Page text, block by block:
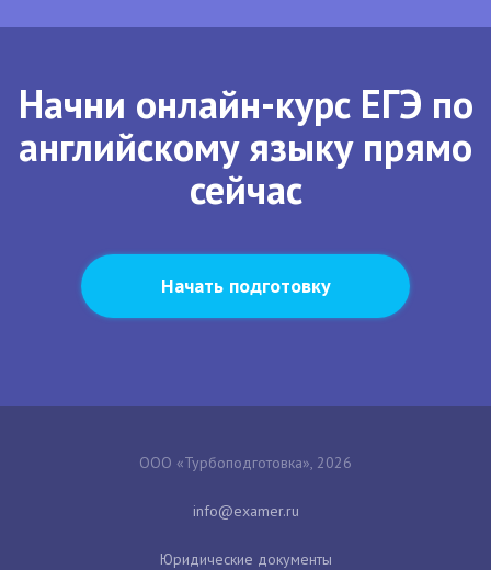
Начни онлайн-курс ЕГЭ по
английскому языку прямо
сейчас
Начать подготовку
ООО «Турбоподготовка», 2026
Юридические документы